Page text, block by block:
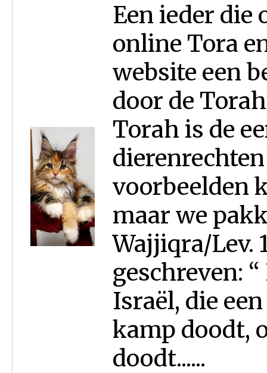
Een ieder die
online Tora
website een
door de
Torah is de
voorbeelden
maar we
Wajjiqra/Lev.
geschreven:
Israël, die
kamp doodt,
doodt......